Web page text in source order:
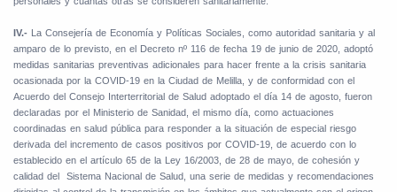
IV.-
La Consejería de Economía y Políticas Sociales, como autoridad sanitaria y al
amparo de lo previsto, en el Decreto nº 116 de fecha 19 de junio de 2020, adoptó
medidas sanitarias preventivas adicionales para hacer frente a la crisis sanitaria
ocasionada por la COVID-19 en la Ciudad de Melilla, y de conformidad con el
Acuerdo del Consejo Interterritorial de Salud adoptado el día 14 de agosto, fueron
declaradas por el Ministerio de Sanidad, el mismo día, como actuaciones
coordinadas en salud pública para responder a la situación de especial riesgo
derivada del incremento de casos positivos por COVID-19, de acuerdo con lo
establecido en el artículo 65 de la Ley 16/2003, de 28 de mayo, de cohesión y
calidad del
Sistema Nacional de Salud, una serie de medidas y recomendaciones